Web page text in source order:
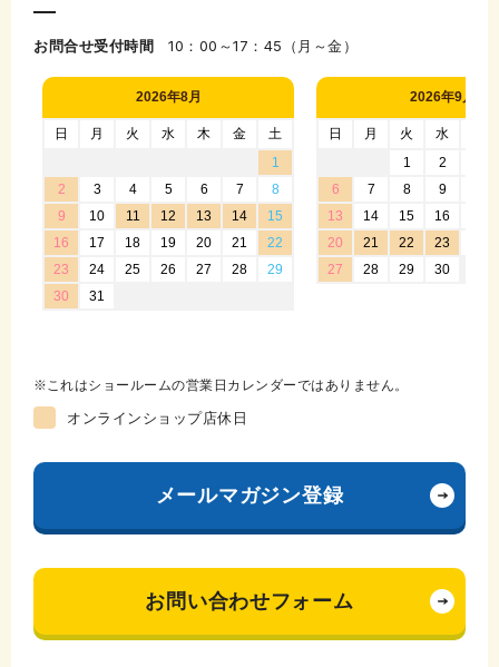
お問合せ受付時間 10：00～17：45（月～金）
これはショールームの営業日カレンダーではありません。
オンラインショップ店休日
メールマガジン登録
お問い合わせフォーム